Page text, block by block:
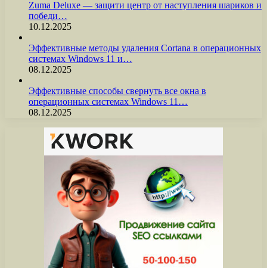
Zuma Deluxe — защити центр от наступления шариков и
победи…
10.12.2025
Эффективные методы удаления Cortana в операционных
системах Windows 11 и…
08.12.2025
Эффективные способы свернуть все окна в
операционных системах Windows 11…
08.12.2025